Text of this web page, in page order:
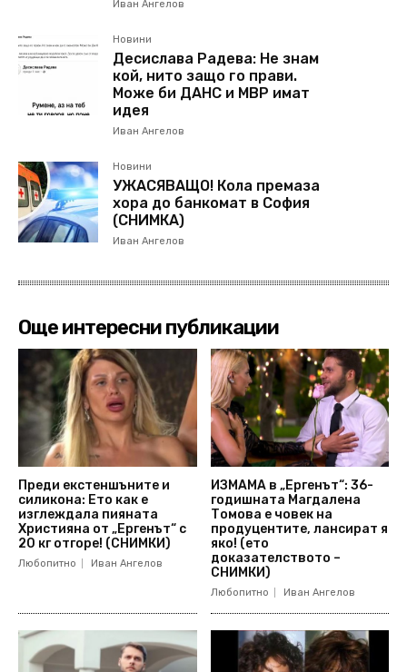
Иван Ангелов
Новини
Десислава Радева: Не знам
кой, нито защо го прави.
Може би ДАНС и МВР имат
идея
Иван Ангелов
Новини
УЖАСЯВАЩО! Кола премаза
хора до банкомат в София
(СНИМКА)
Иван Ангелов
Още интересни публикации
Преди екстеншъните и
силикона: Ето как е
изглеждала пияната
Християна от „Ергенът“ с
20 кг отгоре! (СНИМКИ)
Любопитно Иван Ангелов
ИЗМАМА в „Ергенът“: 36-
годишната Магдалена
Томова е човек на
продуцентите, лансират я
яко! (ето
доказателството –
СНИМКИ)
Любопитно Иван Ангелов